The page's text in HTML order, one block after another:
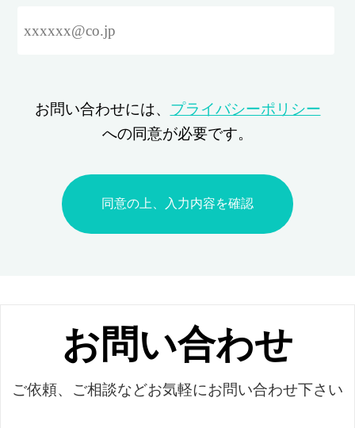
お問い合わせには、 プライバシーポリシー
への同意が必要です。
お問い合わせ
ご依頼、ご相談などお気軽にお問い合わせ下さい